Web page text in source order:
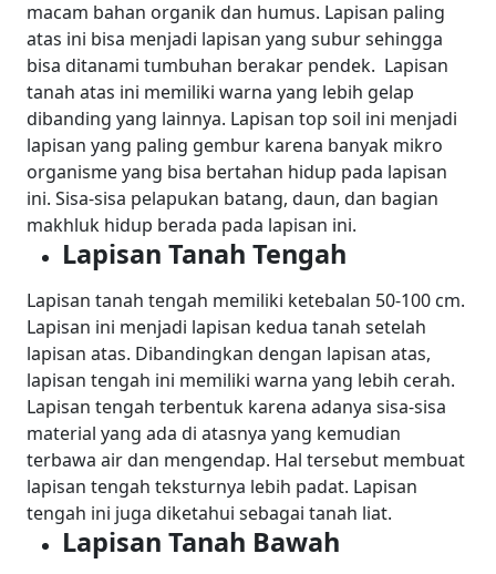
macam bahan organik dan humus. Lapisan paling
atas ini bisa menjadi lapisan yang subur sehingga
bisa ditanami tumbuhan berakar pendek. Lapisan
tanah atas ini memiliki warna yang lebih gelap
dibanding yang lainnya. Lapisan top soil ini menjadi
lapisan yang paling gembur karena banyak mikro
organisme yang bisa bertahan hidup pada lapisan
ini. Sisa-sisa pelapukan batang, daun, dan bagian
makhluk hidup berada pada lapisan ini.
Lapisan Tanah Tengah
Lapisan tanah tengah memiliki ketebalan 50-100 cm.
Lapisan ini menjadi lapisan kedua tanah setelah
lapisan atas. Dibandingkan dengan lapisan atas,
lapisan tengah ini memiliki warna yang lebih cerah.
Lapisan tengah terbentuk karena adanya sisa-sisa
material yang ada di atasnya yang kemudian
terbawa air dan mengendap. Hal tersebut membuat
lapisan tengah teksturnya lebih padat. Lapisan
tengah ini juga diketahui sebagai tanah liat.
Lapisan Tanah Bawah